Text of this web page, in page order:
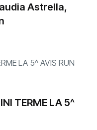
Astrella,
TERME LA 5^